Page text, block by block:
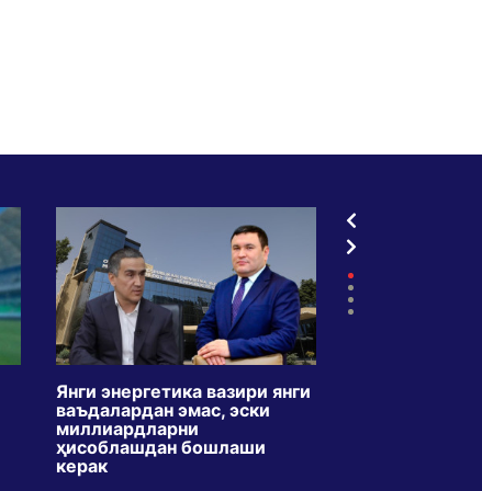
Янги энергетика вазири янги
ваъдалардан эмас, эски
миллиардларни
ҳисоблашдан бошлаши
керак